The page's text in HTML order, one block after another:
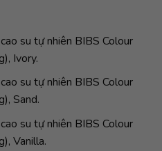
su tự nhiên BIBS Colour
Ivory.
su tự nhiên BIBS Colour
Sand.
su tự nhiên BIBS Colour
Vanilla.